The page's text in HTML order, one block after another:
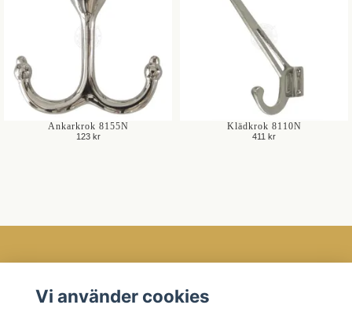
Ankarkrok 8155N
123 kr
Klädkrok 8110N
411 kr
Kundtjänst
Vi använder cookies